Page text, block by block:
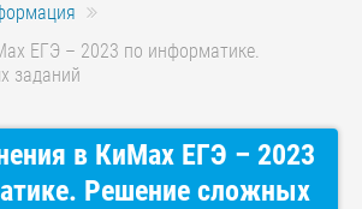
ЕГЭ – 2023 по информатике.
заданий
в КиМах ЕГЭ – 2023
Решение сложных